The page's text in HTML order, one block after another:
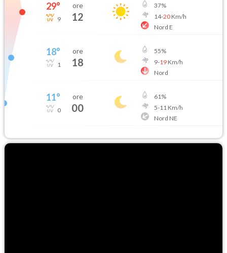
29°
9
ore
12
37%
14-20Km/h
Nord E
18°
1
ore
18
55%
9-19Km/h
Nord
11°
0
ore
00
61%
5-11 Km/h
Nord NE